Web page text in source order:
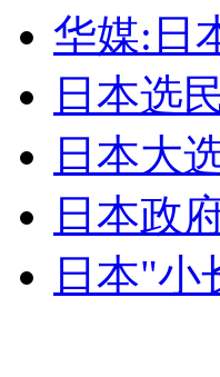
外交部：反对强权
外交部：有关国家
安徽一实载49人客车
华媒:日
日本选
日本大
日本政
日本"小